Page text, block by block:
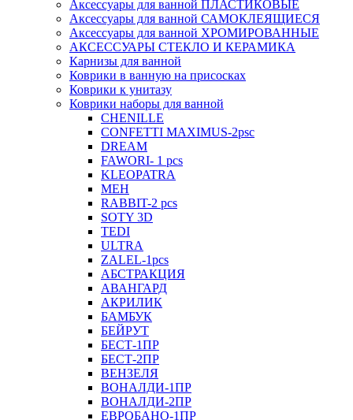
Аксессуары для ванной ПЛАСТИКОВЫЕ
Аксессуары для ванной САМОКЛЕЯЩИЕСЯ
Аксессуары для ванной ХРОМИРОВАННЫЕ
АКСЕССУАРЫ СТЕКЛО И КЕРАМИКА
Карнизы для ванной
Коврики в ванную на присосках
Коврики к унитазу
Коврики наборы для ванной
CHENILLE
CONFETTI MAXIMUS-2psc
DREAM
FAWORI- 1 pcs
KLEOPATRA
MEH
RABBIT-2 pcs
SOTY 3D
TEDI
ULTRA
ZALEL-1pcs
АБСТРАКЦИЯ
АВАНГАРД
АКРИЛИК
БАМБУК
БЕЙРУТ
БЕСТ-1ПР
БЕСТ-2ПР
ВЕНЗЕЛЯ
ВОНАЛДИ-1ПР
ВОНАЛДИ-2ПР
ЕВРОБАНО-1ПР